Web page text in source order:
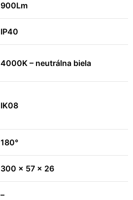
900Lm
IP40
4000K – neutrálna biela
IK08
180°
300 x 57 x 26
–